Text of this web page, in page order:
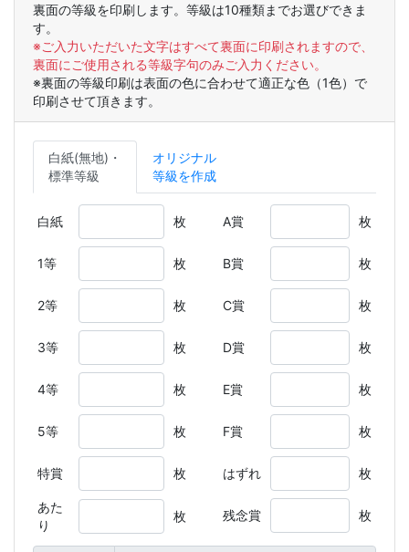
裏面の等級を印刷します。等級は10種類までお選びできま
す。
※ご入力いただいた文字はすべて裏面に印刷されますので、
裏面にご使用される等級字句のみご入力ください。
※裏面の等級印刷は表面の色に合わせて適正な色（1色）で
印刷させて頂きます。
白紙(無地)・
標準等級
オリジナル
等級を作成
白紙 枚
1等 枚
2等 枚
3等 枚
4等 枚
5等 枚
特賞 枚
あた
り
枚
A賞 枚
B賞 枚
C賞 枚
D賞 枚
E賞 枚
F賞 枚
はずれ 枚
残念賞 枚